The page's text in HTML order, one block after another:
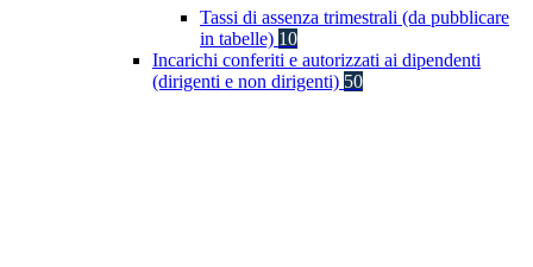
Tassi di assenza trimestrali (da pubblicare
in tabelle) 10
Incarichi conferiti e autorizzati ai dipendenti
(dirigenti e non dirigenti) 50